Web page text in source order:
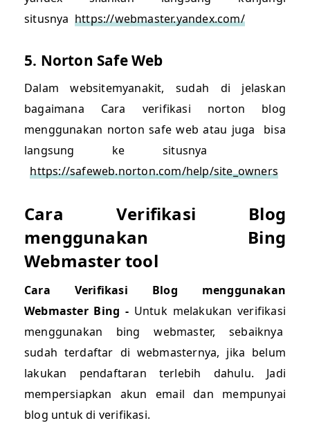
situsnya https://webmaster.yandex.com/
5. Norton Safe Web
Dalam websitemyanakit, sudah di jelaskan
bagaimana Cara verifikasi norton blog
menggunakan norton safe web atau juga bisa
langsung ke situsnya
https://safeweb.norton.com/help/site_owners
Cara Verifikasi Blog
menggunakan Bing
Webmaster tool
Cara Verifikasi Blog menggunakan
Webmaster Bing - Untuk melakukan verifikasi
menggunakan bing webmaster, sebaiknya
sudah terdaftar di webmasternya, jika belum
lakukan pendaftaran terlebih dahulu. Jadi
mempersiapkan akun email dan mempunyai
blog untuk di verifikasi.